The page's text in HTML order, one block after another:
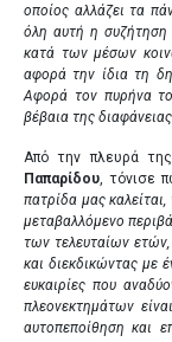
οποίος αλλάζει τα
όλη αυτή η
κατά των μέσων
αφορά την ίδια τη
Αφορά τον πυρήνα
βέβαια της
Από την πλευρά
Παπαρίδου , τόνισε
πατρίδα μας
μεταβαλλόμενο
των τελευταίων
και διεκδικώντας με
ευκαιρίες που
πλεονεκτημάτων
αυτοπεποίθηση και